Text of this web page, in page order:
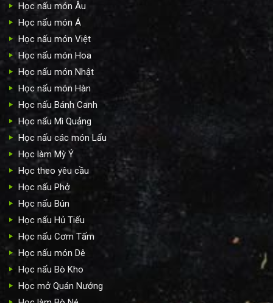
Học nấu món Âu
Học nấu món Á
Học nấu món Việt
Học nấu món Hoa
Học nấu món Nhật
Học nấu món Hàn
Học nấu Bánh Canh
Học nấu Mì Quảng
Học nấu các món Lẩu
Học làm Mỳ Ý
Học theo yêu cầu
Học nấu Phở
Học nấu Bún
Học nấu Hủ Tiếu
Học nấu Cơm Tấm
Học nấu món Dê
Học nấu Bò Kho
Học mở Quán Nướng